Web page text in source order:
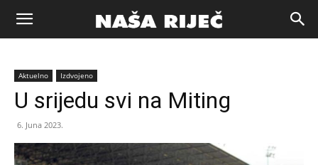
Naša
riječ
Zenica
Aktuelno Izdvojeno
U srijedu svi na Miting
6. Juna 2023.